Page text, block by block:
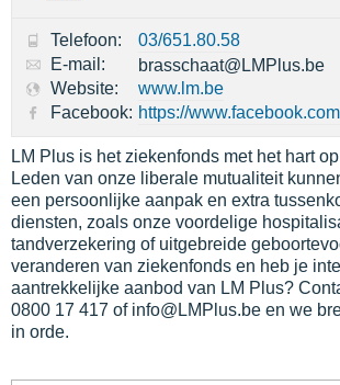
Telefoon:
03/651.80.58
E-mail:
brasschaat@LMPlus.be
Website:
www.lm.be
Facebook: https://
LM Plus is het ziekenfonds met het hart
Leden van onze liberale mutualiteit
een persoonlijke aanpak en extra
diensten, zoals onze voordelige
tandverzekering of uitgebreide
veranderen van ziekenfonds en heb je
aantrekkelijke aanbod van LM Plus?
0800 17 417 of info@LMPlus.be en we
in orde.